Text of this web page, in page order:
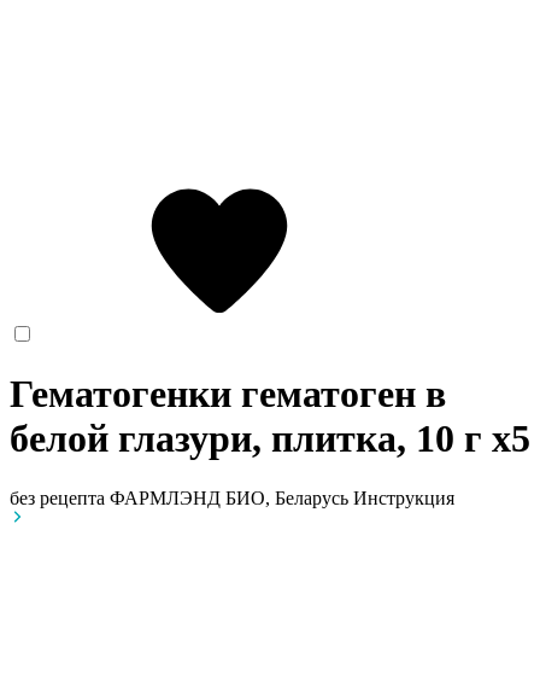
Гематогенки гематоген в
белой глазури, плитка, 10 г x5
без рецепта ФАРМЛЭНД БИО, Беларусь Инструкция